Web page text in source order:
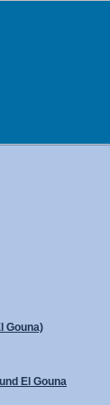
Gouna)
El Gouna